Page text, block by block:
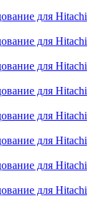
для Hitachi
для Hitachi
для Hitachi
для Hitachi
для Hitachi
для Hitachi
для Hitachi
для Hitachi